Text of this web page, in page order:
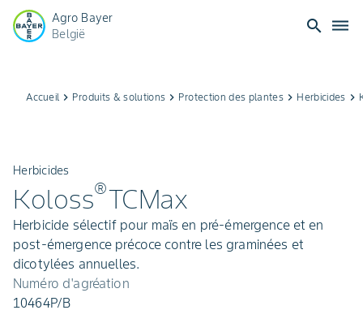
Agro Bayer
België
search dehaze
Accueil keyboard_arrow_right Produits & solutions keyboard_arrow_right Protection des plantes keyboard_arrow_right Herbicides keyboard_arrow_right
Herbicides
Koloss®TCMax
Herbicide sélectif pour maïs en pré-émergence et en
post-émergence précoce contre les graminées et
dicotylées annuelles.
Numéro d'agréation
10464P/B